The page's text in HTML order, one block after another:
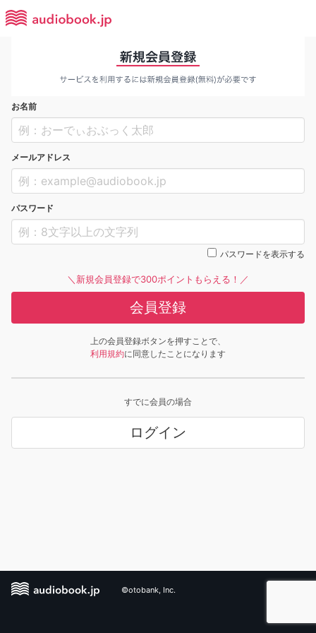
お名前
メールアドレス
パスワード
パスワードを表示する
＼新規会員登録で300ポイントもらえる！／
会員登録
上の会員登録ボタンを押すことで、
利用規約に同意したことになります
すでに会員の場合
ログイン
©otobank, Inc.